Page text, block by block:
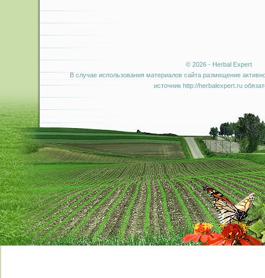
© 2026 - Herbal Expert
В случае использования материалов сайта размещение
источник http://herbalexpert.ru